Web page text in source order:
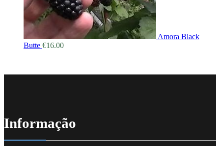
Amora Black
Butte €16.00
Informação